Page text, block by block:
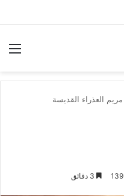
مريم العذراء القديسة
139